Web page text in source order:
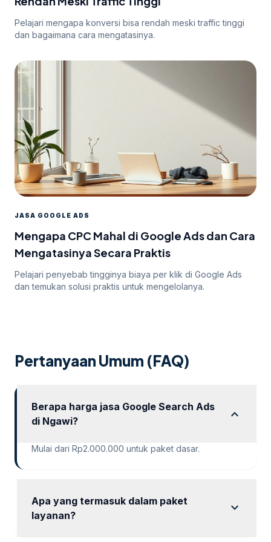
Pelajari mengapa konversi bisa rendah meski traffic tinggi
dan bagaimana cara mengatasinya.
JASA GOOGLE ADS
Mengapa CPC Mahal di Google Ads dan Cara
Mengatasinya Secara Praktis
Pelajari penyebab tingginya biaya per klik di Google Ads
dan temukan solusi praktis untuk mengelolanya.
Pertanyaan Umum (FAQ)
Berapa harga jasa Google Search Ads
di Ngawi?
expand_more
Mulai dari Rp2.000.000 untuk paket dasar.
Apa yang termasuk dalam paket
layanan?
expand_more